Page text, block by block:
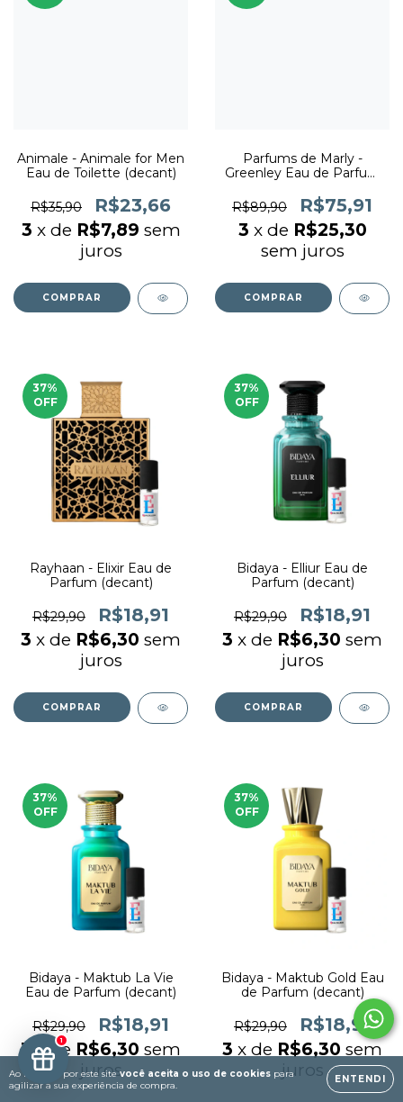
Ao navegar por este sitevocê aceita o uso de cookies para
agilizar a sua experiência de compra.
ENTENDI
Animale - Animale for Men
Eau de Toilette (decant)
R$35,90 R$23,66
3 x de R$7,89 sem
juros
COMPRAR
Parfums de Marly -
Greenley Eau de Parfum
R$89,90
R$75,91
3 x de R$25,30
sem juros
COMPRAR
37%
OFF
Rayhaan - Elixir Eau de
Parfum (decant)
R$29,90 R$18,91
3 x de R$6,30 sem
juros
COMPRAR
37%
OFF
Bidaya - Elliur Eau de
Parfum (decant)
R$29,90 R$18,91
3 x de R$6,30 sem
juros
COMPRAR
37%
OFF
Bidaya - Maktub La Vie
Eau de Parfum (decant)
R$29,90 R$18,91
3 x de R$6,30 sem
juros
37%
OFF
Bidaya - Maktub Gold Eau
de Parfum (decant)
R$29,90 R$18,91
3 x de R$6,30 sem
juros
1